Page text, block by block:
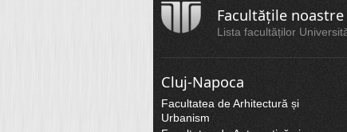
Facultățile noastre
Lista facultăților
Cluj-Napoca
Facultatea de Arhitectură și
Urbanism